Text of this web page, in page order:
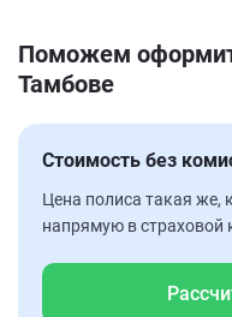
Поможем
Тамбове
Стоимость без
Цена полиса такая же,
напрямую в страховой